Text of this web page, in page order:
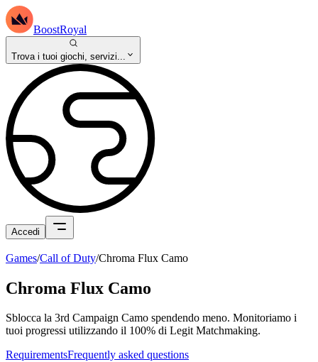
BoostRoyal
Trova i tuoi giochi, servizi...
Accedi
Games/Call of Duty/Chroma Flux Camo
Chroma Flux Camo
Sblocca la 3rd Campaign Camo spendendo meno. Monitoriamo i
tuoi progressi utilizzando il 100% di Legit Matchmaking.
RequirementsFrequently asked questions